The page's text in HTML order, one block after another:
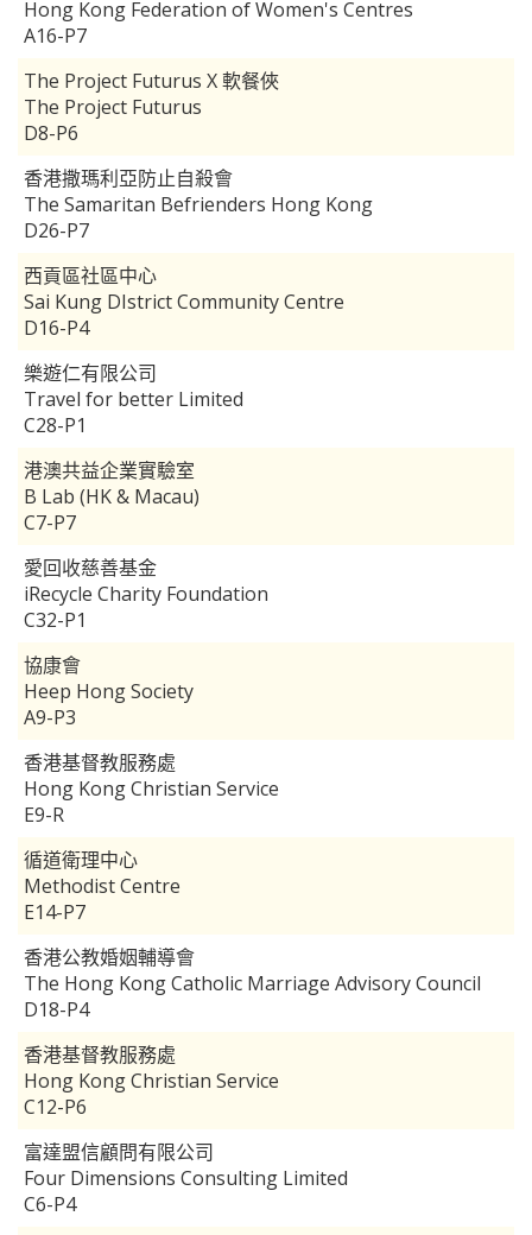
Hong Kong Federation of Women's Centres
A16-P7
The Project Futurus X 軟餐俠
The Project Futurus
D8-P6
香港撒瑪利亞防止自殺會
The Samaritan Befrienders Hong Kong
D26-P7
西貢區社區中心
Sai Kung DIstrict Community Centre
D16-P4
樂遊仁有限公司
Travel for better Limited
C28-P1
港澳共益企業實驗室
B Lab (HK & Macau)
C7-P7
愛回收慈善基金
iRecycle Charity Foundation
C32-P1
協康會
Heep Hong Society
A9-P3
香港基督教服務處
Hong Kong Christian Service
E9-R
循道衛理中心
Methodist Centre
E14-P7
香港公教婚姻輔導會
The Hong Kong Catholic Marriage Advisory Council
D18-P4
香港基督教服務處
Hong Kong Christian Service
C12-P6
富達盟信顧問有限公司
Four Dimensions Consulting Limited
C6-P4